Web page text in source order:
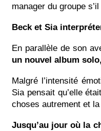
manager du groupe
Beck et Sia
En parallèle de son
un nouvel album
Malgré l’intensité
Sia pensait qu’elle
choses autrement et
Jusqu’au jour où la